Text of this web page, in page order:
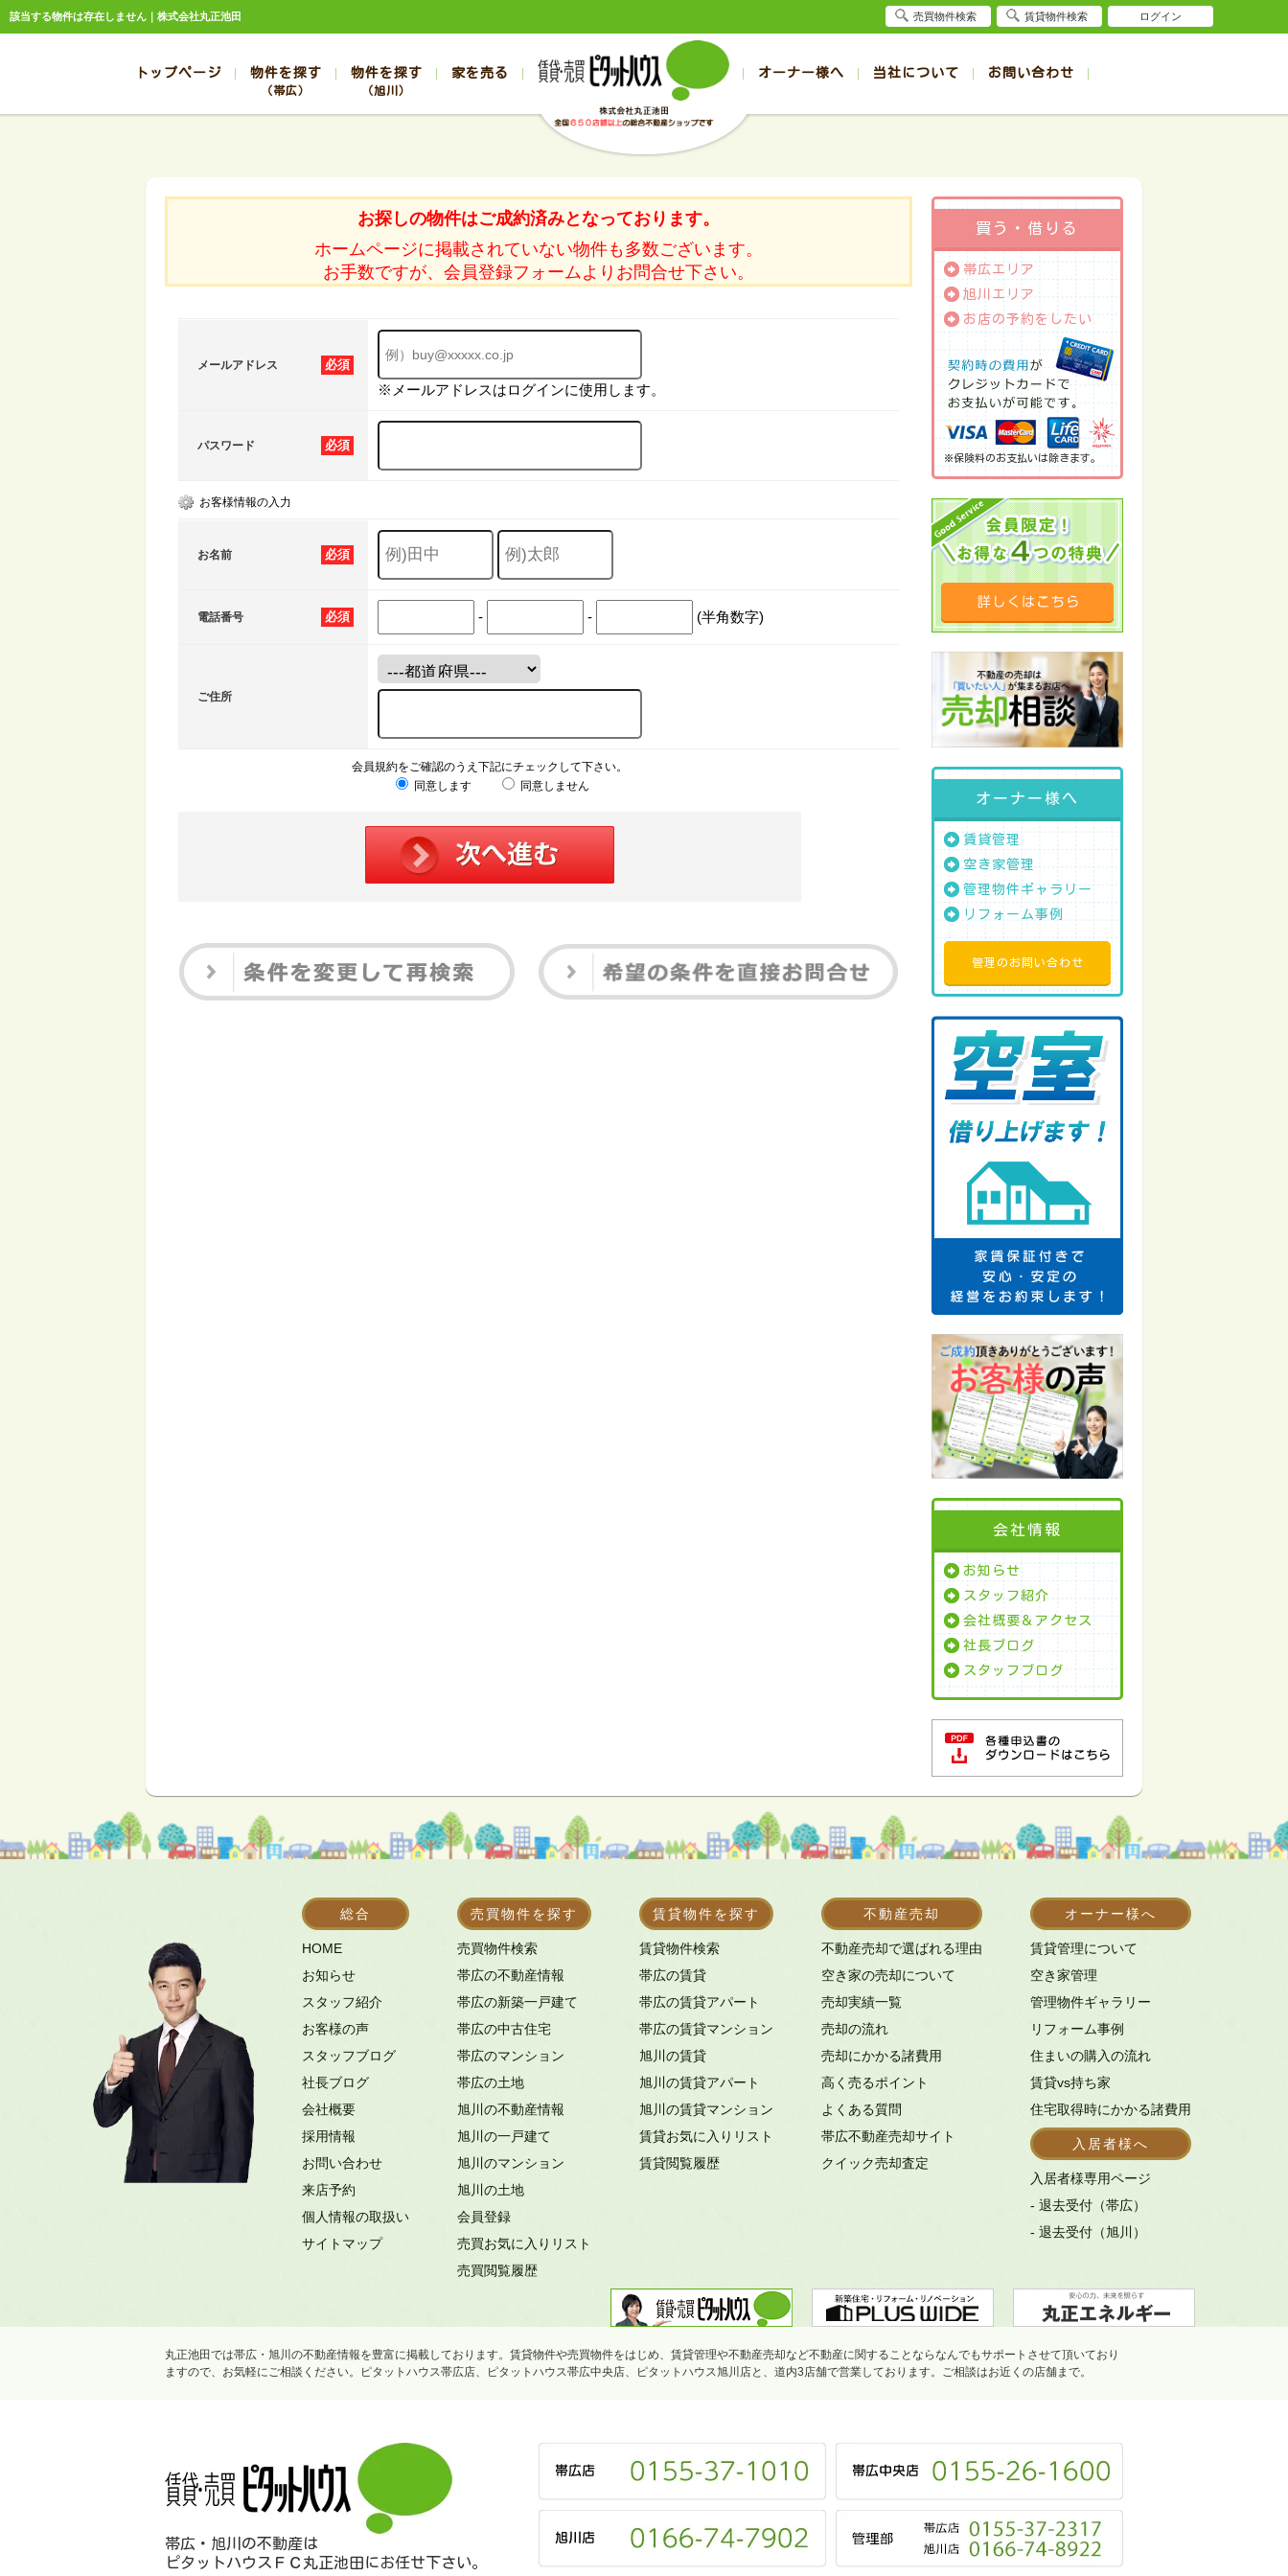
該当する物件は存在しません｜株式会社丸正池田
トップページ 物件を探す
（帯広）
売買
帯広の新築一戸建て
帯広の中古一戸建て
帯広の土地
帯広の中古マンション
帯広の1000万～2000万円
帯広の2000万～3000万円
帯広の3000万～4000万円
帯広の4000万以上
帯広の賃貸アパート
帯広の1DK～1LDK賃貸
帯広の2K～2LDK賃貸
帯広の3K～3LDK賃貸
帯広の4K以上賃貸
物件を探す
（旭川）
売買
旭川の新築一戸建て
旭川の中古一戸建て
旭川の土地
旭川の中古マンション
旭川の1000万～2000万円
旭川の2000万～3000万円
旭川の3000万～4000万円
旭川の4000万以上
旭川の賃貸アパート
旭川の1DK～1LDK賃貸
旭川の2K～2LDK賃貸
旭川の3K～3LDK賃貸
旭川の4K以上賃貸
家を売る オーナー様へ 当社について
スタッフブログ お客様の声
お問い合わせ
売却のお問合せ 入居者様ページ
お探しの物件はご成約済みとなっております。
ホームページに掲載されていない物件も多数ございます。
お手数ですが、会員登録フォームよりお問合せ下さい。
必須
メールアドレス
※メールアドレスはログインに使用します。
必須
パスワード
お客様情報の入力
必須
お名前
必須
電話番号 - - (半角数字)
ご住所
会員規約をご確認のうえ下記にチェックして下さい。
同意します
同意しません
買う・借りる
帯広エリア
旭川エリア
お店の予約をしたい
※保険料のお支払いは除きます。
オーナー様へ
賃貸管理
空き家管理
管理物件ギャラリー
リフォーム事例
管理のお問い合わせ
会社情報
お知らせ
スタッフ紹介
会社概要＆アクセス
社長ブログ
スタッフブログ
総合
HOME
お知らせ
スタッフ紹介
お客様の声
スタッフブログ
社長ブログ
会社概要
採用情報
お問い合わせ
来店予約
個人情報の取扱い
サイトマップ
売買物件を探す
売買物件検索
帯広の不動産情報
帯広の新築一戸建て
帯広の中古住宅
帯広のマンション
帯広の土地
旭川の不動産情報
旭川の一戸建て
旭川のマンション
旭川の土地
会員登録
売買お気に入りリスト
売買閲覧履歴
賃貸物件を探す
賃貸物件検索
帯広の賃貸
帯広の賃貸アパート
帯広の賃貸マンション
旭川の賃貸
旭川の賃貸アパート
旭川の賃貸マンション
賃貸お気に入りリスト
賃貸閲覧履歴
不動産売却
不動産売却で選ばれる理由
空き家の売却について
売却実績一覧
売却の流れ
売却にかかる諸費用
高く売るポイント
よくある質問
帯広不動産売却サイト
クイック売却査定
オーナー様へ
賃貸管理について
空き家管理
管理物件ギャラリー
リフォーム事例
住まいの購入の流れ
賃貸vs持ち家
住宅取得時にかかる諸費用
入居者様へ
入居者様専用ページ
- 退去受付（帯広）
- 退去受付（旭川）
丸正池田では帯広・旭川の不動産情報を豊富に掲載しております。賃貸物件や売買物件をはじめ、賃貸管理や不動産売却など不動産に関することならなんでもサポートさせて頂いており
ますので、お気軽にご相談ください。ピタットハウス帯広店、ピタットハウス帯広中央店、ピタットハウス旭川店と、道内3店舗で営業しております。ご相談はお近くの店舗まで。
帯広・旭川の不動産は
ピタットハウスＦＣ丸正池田にお任せ下さい。
売買物件検索 賃貸物件検索 ログイン